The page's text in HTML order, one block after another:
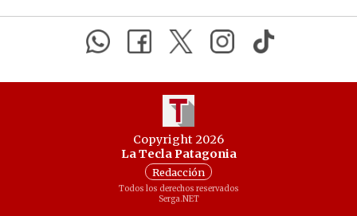
Copyright 2026
La Tecla Patagonia
Redacción
Todos los derechos reservados
Serga.NET